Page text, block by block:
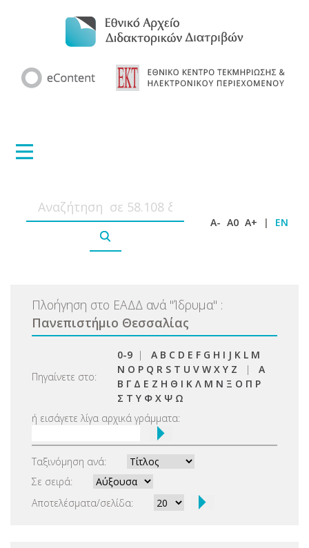
A- A0 A+ | EN
Πλοήγηση στο ΕΑΔΔ ανά "Ίδρυμα" :
Πανεπιστήμιο Θεσσαλίας
Πηγαίνετε στο:
0-9 | A B C D E F G H I J K L M
N O P Q R S T U V W X Y Z | Α
Β Γ Δ Ε Ζ Η Θ Ι Κ Λ Μ Ν Ξ Ο Π Ρ
Σ Τ Υ Φ Χ Ψ Ω
ή εισάγετε λίγα αρχικά γράμματα:
Ταξινόμηση ανά:
Σε σειρά:
Αποτελέσματα/σελίδα: